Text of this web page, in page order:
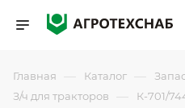
Главная — Каталог —
З/ч для тракторов — К-701/